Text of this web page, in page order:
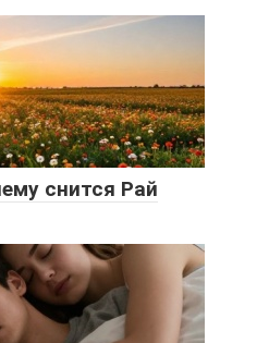
снится Рай